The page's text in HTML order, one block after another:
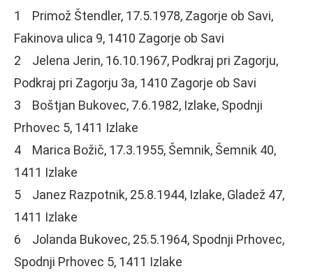
1 Primož Štendler, 17.5.1978, Zagorje ob Savi,
Fakinova ulica 9, 1410 Zagorje ob Savi
2 Jelena Jerin, 16.10.1967, Podkraj pri Zagorju,
Podkraj pri Zagorju 3a, 1410 Zagorje ob Savi
3 Boštjan Bukovec, 7.6.1982, Izlake, Spodnji
Prhovec 5, 1411 Izlake
4 Marica Božič, 17.3.1955, Šemnik, Šemnik 40,
1411 Izlake
5 Janez Razpotnik, 25.8.1944, Izlake, Gladež 47,
1411 Izlake
6 Jolanda Bukovec, 25.5.1964, Spodnji Prhovec,
Spodnji Prhovec 5, 1411 Izlake